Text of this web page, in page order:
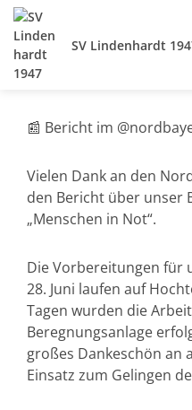
SV Lindenhardt
📰 Bericht im
Vielen Dank an den
den Bericht über unser
„Menschen in Not“.
Die Vorbereitungen für
28. Juni laufen auf
Tagen wurden die
Beregnungsanlage
großes Dankeschön an
Einsatz zum Gelingen